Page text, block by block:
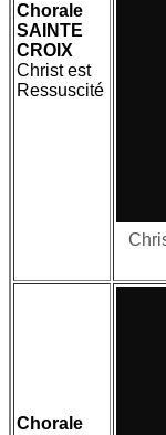
Chorale
SAINTE
CROIX
Christ est
Ressuscité
Chorale